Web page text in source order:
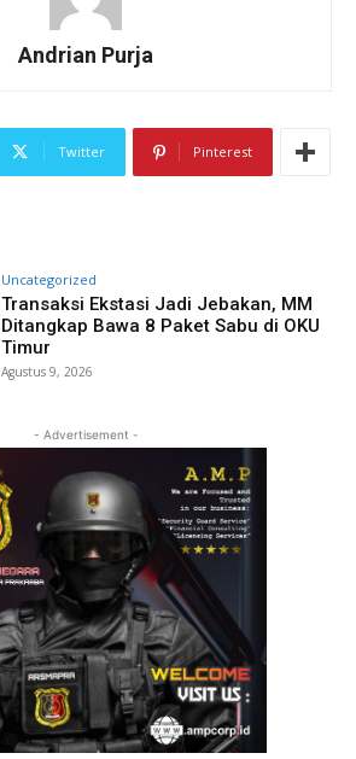
Andrian Purja
Twitter Pinterest
Uncategorized
Transaksi Ekstasi Jadi Jebakan, MM
Ditangkap Bawa 8 Paket Sabu di OKU
Timur
Agustus 9, 2026
- Advertisement -